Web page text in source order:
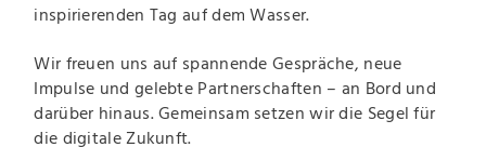
inspirierenden Tag auf dem Wasser.
Wir freuen uns auf spannende Gespräche, neue
Impulse und gelebte Partnerschaften – an Bord und
darüber hinaus. Gemeinsam setzen wir die Segel für
die digitale Zukunft.